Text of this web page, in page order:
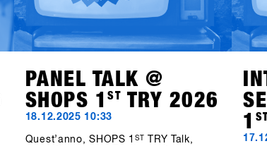
PANEL TALK @
SHOPS 1ST TRY 2026
18.12.2025 10:33
Quest’anno, SHOPS 1ST
TRY Talk,
1